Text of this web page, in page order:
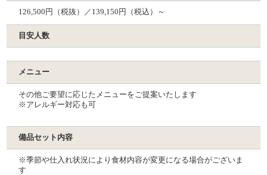
126,500円（税抜）／139,150円（税込）～
目安人数
メニュー
その他ご要望に応じたメニューをご提案いたします
※アレルギー対応も可
備品セット内容
※季節や仕入れ状況により食材内容が変更になる場合がございま
す